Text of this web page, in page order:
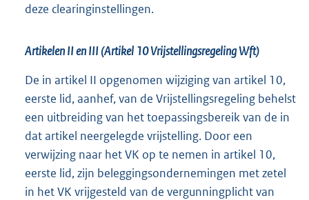
deze clearinginstellingen.
Artikelen II en III (Artikel 10 Vrijstellingsregeling Wft)
De in artikel II opgenomen wijziging van artikel 10,
eerste lid, aanhef, van de Vrijstellingsregeling behelst
een uitbreiding van het toepassingsbereik van de in
dat artikel neergelegde vrijstelling. Door een
verwijzing naar het VK op te nemen in artikel 10,
eerste lid, zijn beleggingsondernemingen met zetel
in het VK vrijgesteld van de vergunningplicht van